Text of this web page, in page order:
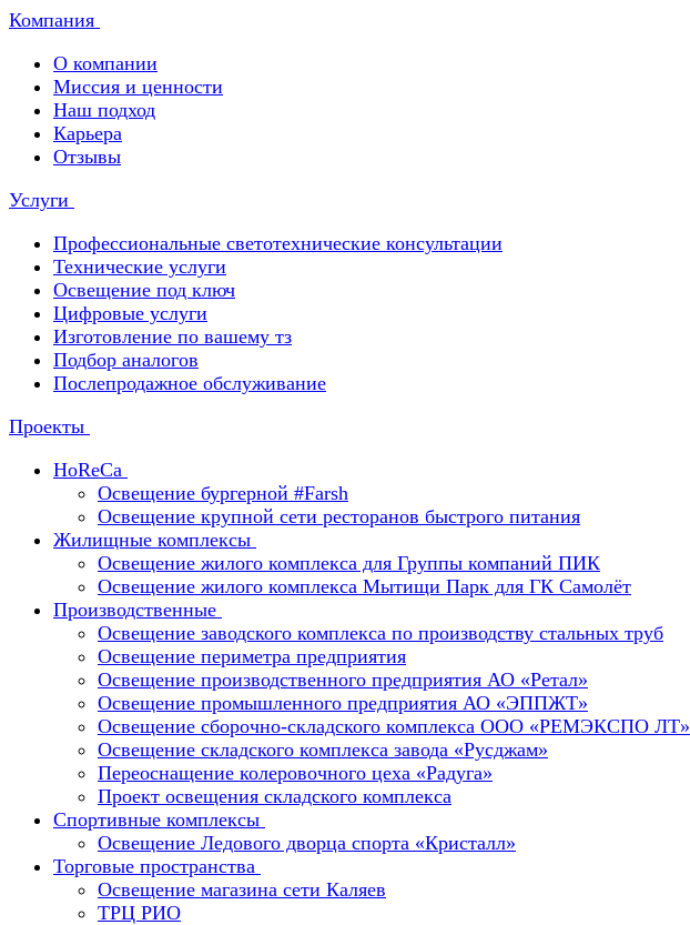
Компания
О компании
Миссия и ценности
Наш подход
Карьера
Отзывы
Услуги
Профессиональные светотехнические консультации
Технические услуги
Освещение под ключ
Цифровые услуги
Изготовление по вашему тз
Подбор аналогов
Послепродажное обслуживание
Проекты
HoReCa
Освещение бургерной #Farsh
Освещение крупной сети ресторанов быстрого питания
Жилищные комплексы
Освещение жилого комплекса для Группы компаний ПИК
Освещение жилого комплекса Мытищи Парк для ГК Самолёт
Производственные
Освещение заводского комплекса по производству стальных труб
Освещение периметра предприятия
Освещение производственного предприятия АО «Ретал»
Освещение промышленного предприятия АО «ЭППЖТ»
Освещение сборочно-складского комплекса ООО «РЕМЭКСПО ЛТ»
Освещение складского комплекса завода «Русджам»
Переоснащение колеровочного цеха «Радуга»
Проект освещения складского комплекса
Спортивные комплексы
Освещение Ледового дворца спорта «Кристалл»
Торговые пространства
Освещение магазина сети Каляев
ТРЦ РИО